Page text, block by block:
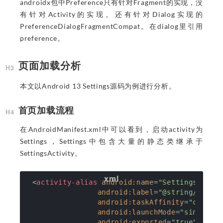
androidx包中Preference只有针对Fragment的实现，没
有针对Activity的实现。还有针对Dialog实现的
PreferenceDialogFragmentCompat。在dialog里引用
preference。
页面加载分析
本文以Android 13 Settings源码为例进行分析。
首页加载流程
在AndroidManifest.xml中可以看到，启动activity为
Settings，Settings中包含大量的静态类继承于
SettingsActivity。
<activity-alias android:name="Settings"
android:label ="@string/
android:taskAffinity=
android:launchMode=